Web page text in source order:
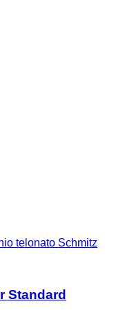
telonato Schmitz
Standard